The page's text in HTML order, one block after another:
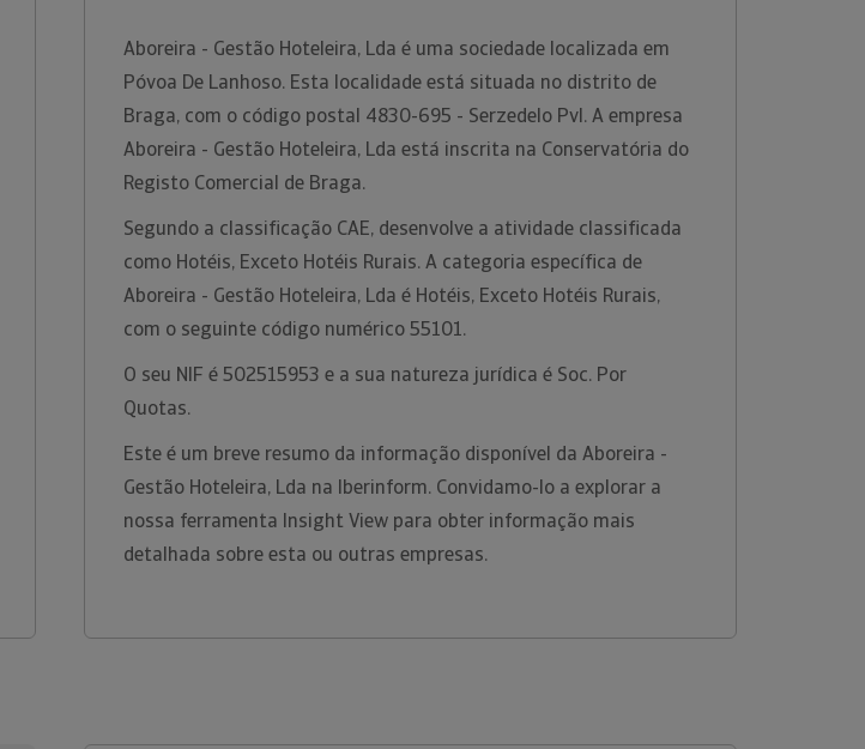
Aboreira - Gestão Hoteleira, Lda é uma sociedade localizada em
Póvoa De Lanhoso. Esta localidade está situada no distrito de
Braga, com o código postal 4830-695 - Serzedelo Pvl. A empresa
Aboreira - Gestão Hoteleira, Lda está inscrita na Conservatória do
Registo Comercial de Braga.
Segundo a classificação CAE, desenvolve a atividade classificada
como Hotéis, Exceto Hotéis Rurais. A categoria específica de
Aboreira - Gestão Hoteleira, Lda é Hotéis, Exceto Hotéis Rurais,
com o seguinte código numérico 55101.
O seu NIF é 502515953 e a sua natureza jurídica é Soc. Por
Quotas.
Este é um breve resumo da informação disponível da Aboreira -
Gestão Hoteleira, Lda na Iberinform. Convidamo-lo a explorar a
nossa ferramenta Insight View para obter informação mais
detalhada sobre esta ou outras empresas.